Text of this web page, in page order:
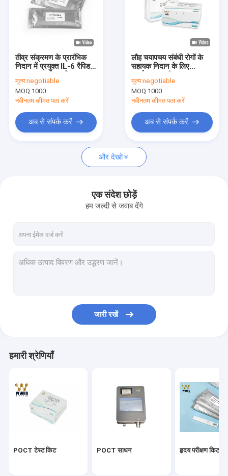
हमारे बारे में
कारखाना भ्रमण
संपर्क करें
एक उद्धरण का अनुरोध करें
News
पीसीटी रैपिड टेस्ट किट
फर्टिलिटी टेस्ट किट
चिकित्सा प्रयोगशाला उपभोग्य
वायरस परिवहन माध्यम
तीव्र संक्रमण के प्रारंभिक
निदान में प्रयुक्त IL-6 रैपिड
मूल्य:negotiable
MOQ:1000
नवीनतम कीमत पता करें
अब से संपर्क करें
लौह चयापचय संबंधी रोगों के
सहायक निदान के लिए
पीसीआर किट
मूल्य:negotiable
MOQ:1000
नवीनतम कीमत पता करें
अब से संपर्क करें
और देखो
एक संदेश छोड़ें
हम जल्दी से जवाब देंगे
जारी रखें
हमारी श्रेणियाँ
POCT टेस्ट किट POCT साधन हृदय परीक्षण किट